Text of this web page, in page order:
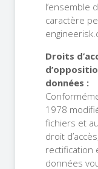
l’ensemble
caractère
Droits
données :
1978
fichiers et
droit
rectification
données